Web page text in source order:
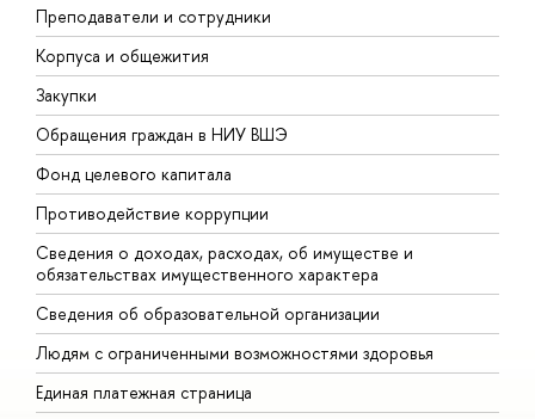
Преподаватели и сотрудники
Корпуса и общежития
Закупки
Обращения граждан в НИУ ВШЭ
Фонд целевого капитала
Противодействие коррупции
Сведения о доходах, расходах, об имуществе и
обязательствах имущественного характера
Сведения об образовательной организации
Людям с ограниченными возможностями здоровья
Единая платежная страница